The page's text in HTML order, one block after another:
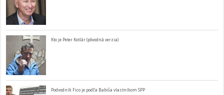
Kto je Peter Kotlár (pôvodná verzia)
Podvodník Fico je podľa Babiša vlastníkom SPP